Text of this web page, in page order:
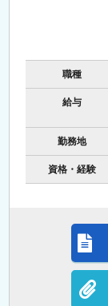
職種
給与
勤務地
資格・経験